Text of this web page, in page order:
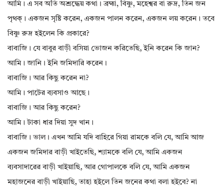
আমি। এ সব অতি অশ্রদ্ধেয় কথা। ব্রহ্মা, বিষ্ণু, মহেশ্বর বা রুদ্র, তিন জন
পৃথক্। একজন সৃষ্টি করেন, একজন পালন করেন, একজন লয় করেন। তবে
বিষ্ণু রুদ্র হইলেন কি প্রকারে?
বাবাজি। যে বাবুর বাড়ী বসিয়া ভোজন করিতেছি, ইনি করেন কি জান?
আমি। জানি। ইনি জমিদারি করেন।
বাবাজি। আর কিছু করেন না?
আমি। পাটের ব্যবসাও আছে।
বাবাজি। আর কিছু করেন?
আমি। টাকা ধার দিয়া সুদ খান।
বাবাজি। ভাল। এখন আমি যদি বাহিরে গিয়া রামকে বলি যে, আমি আজ
একজন জমিদার বাড়ী খাইতেছি, শ্যামকে বলি যে, আমি একজন
ব্যবসাদারের বাড়ী খাইয়াছি, আর গোপালকে বলি যে, আমি একজন
মহাজনের বাড়ী খাইয়াছি, তাহা হইলে তিন জনের কথা বলা হইবে? না